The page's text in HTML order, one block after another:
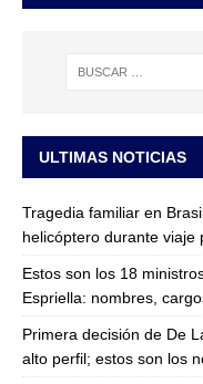
ULTIMAS NOTICIAS
Tragedia familiar en
helicóptero durante viaje
Estos son los 18
Espriella: nombres,
Primera decisión de De
alto perfil; estos son los